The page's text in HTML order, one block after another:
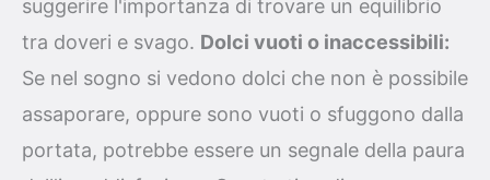
suggerire l'importanza di trovare un equilibrio
tra doveri e svago. Dolci vuoti o inaccessibili:
Se nel sogno si vedono dolci che non è possibile
assaporare, oppure sono vuoti o sfuggono dalla
portata, potrebbe essere un segnale della paura